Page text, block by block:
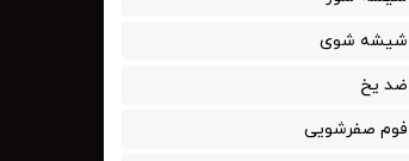
شیشه شوی
ضد یخ
فوم صفرشویی